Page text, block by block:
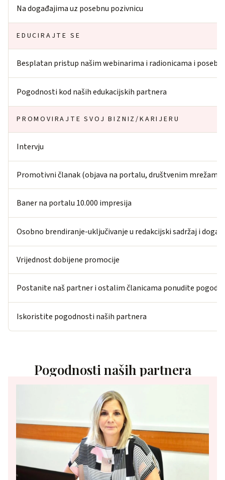
Na događajima uz posebnu pozivnicu
EDUCIRAJTE SE
Besplatan pristup našim webinarima i radionicama i
Pogodnosti kod naših edukacijskih partnera
PROMOVIRAJTE SVOJ BIZNIZ/KARIJERU
Intervju
Promotivni članak (objava na portalu, društvenim
Baner na portalu 10.000 impresija
Osobno brendiranje-uključivanje u redakcijski sadržaj i
Vrijednost dobijene promocije
Postanite naš partner i ostalim članicama ponudite
Iskoristite pogodnosti naših partnera
Pogodnosti naših partnera